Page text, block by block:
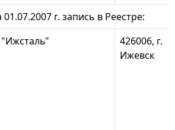
г. запись в Реестре:
426006, г.
Ижевск